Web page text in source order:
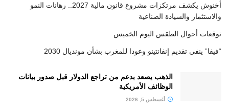
أخنوش يكشف مرتكزات مشروع قانون مالية 2027.. رهانات النمو
والاستثمار والسيادة الصناعية
توقعات أحوال الطقس اليوم الخميس
“فيفا” ينفي تقديم إنفانتينو وعودا للمغرب بشأن مونديال 2030
الذهب يصعد بدعم من تراجع الدولار قبل صدور بيانات
الوظائف الأمريكية
أغسطس 5, 2026